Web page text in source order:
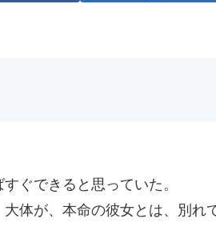
ぐできると思っていた。
体が、本命の彼女とは、別れ